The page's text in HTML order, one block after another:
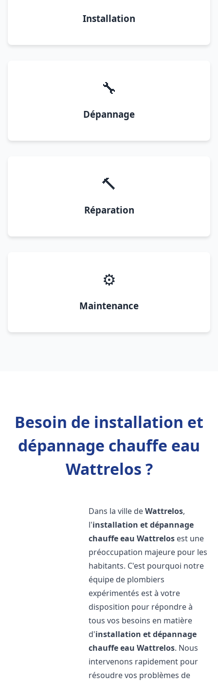
Installation
🔧
Dépannage
🔨
Réparation
⚙️
Maintenance
Besoin de installation et
dépannage chauffe eau
Wattrelos ?
Dans la ville deWattrelos,
l'installation et dépannage
chauffe eau Wattrelos est une
préoccupation majeure pour les
habitants. C'est pourquoi notre
équipe de plombiers
expérimentés est à votre
disposition pour répondre à
tous vos besoins en matière
d'installation et dépannage
chauffe eau Wattrelos. Nous
intervenons rapidement pour
résoudre vos problèmes de